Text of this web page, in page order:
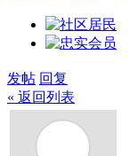
发帖 回复
« 返回列表